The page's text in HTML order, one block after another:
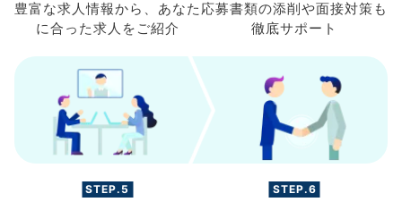
豊富な求人情報から、 あなた
に合った求人を ご紹介
応募書類の添削や面接対策も
徹底サポート
STEP.5 STEP.6